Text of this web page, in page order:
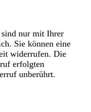
sind nur mit Ihrer
Sie können eine
widerrufen. Die
erfolgten
unberührt.